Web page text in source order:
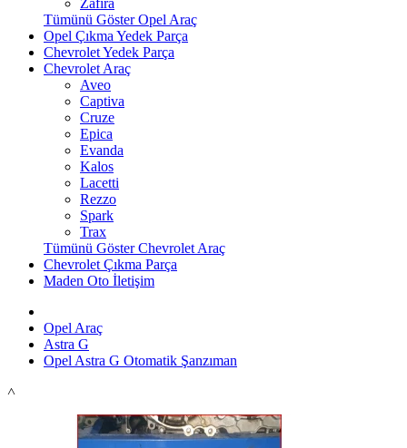
Zafira
Tümünü Göster Opel Araç
Opel Çıkma Yedek Parça
Chevrolet Yedek Parça
Chevrolet Araç
Aveo
Captiva
Cruze
Epica
Evanda
Kalos
Lacetti
Rezzo
Spark
Trax
Tümünü Göster Chevrolet Araç
Chevrolet Çıkma Parça
Maden Oto İletişim
Opel Araç
Astra G
Opel Astra G Otomatik Şanzıman
˄